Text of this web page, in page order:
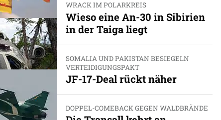
WRACK IM POLARKREIS
Wieso eine An-30 in Sibirien
in der Taiga liegt
SOMALIA UND PAKISTAN BESIEGELN
VERTEIDIGUNGSPAKT
JF-17-Deal rückt näher
DOPPEL-COMEBACK GEGEN WALDBRÄNDE